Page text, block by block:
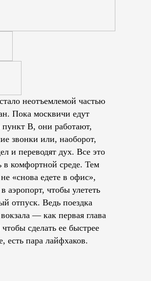
неотъемлемой частью
Пока москвичи едут
В, они работают,
звонки или, наоборот,
и переводят дух. Все это
в комфортной среде. Тем
«снова едете в офис»,
аэропорт, чтобы улететь
отпуск. Ведь поездка
— как первая глава
сделать ее быстрее
есть пара лайфхаков.